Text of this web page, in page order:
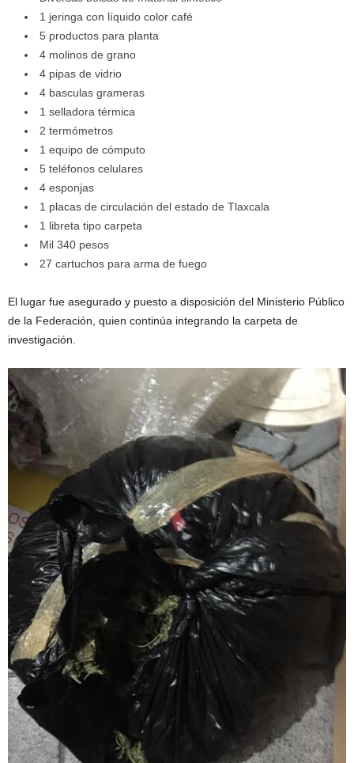
1 jeringa con líquido color café
5 productos para planta
4 molinos de grano
4 pipas de vidrio
4 basculas grameras
1 selladora térmica
2 termómetros
1 equipo de cómputo
5 teléfonos celulares
4 esponjas
1 placas de circulación del estado de Tlaxcala
1 libreta tipo carpeta
Mil 340 pesos
27 cartuchos para arma de fuego
El lugar fue asegurado y puesto a disposición del Ministerio Público
de la Federación, quien continúa integrando la carpeta de
investigación.